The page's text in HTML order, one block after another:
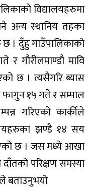
विद्यालयहरुमा
अन्य स्थानिय तहका
छ । दुँहु गाउँपालिकाको
र गौरीलमाण्डौ मावि
छ । त्यसैगरि ब्यास
फागुन १५ गते र सम्पाल
गरिएको कार्कीले
झण्डै १४ सय
छ । जस मध्ये आखा
परिक्षण समस्या
बताउनुभयो